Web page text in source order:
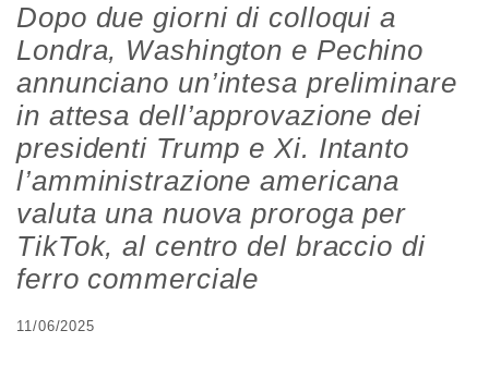
Dopo due giorni di colloqui a
Londra, Washington e Pechino
annunciano un’intesa preliminare
in attesa dell’approvazione dei
presidenti Trump e Xi. Intanto
l’amministrazione americana
valuta una nuova proroga per
TikTok, al centro del braccio di
ferro commerciale
11/06/2025